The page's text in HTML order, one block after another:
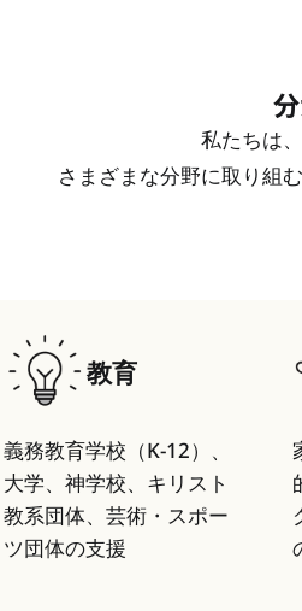
私たちは
さまざまな分野に取り組
教育
義務教育学校（K-12）、
大学、神学校、キリスト
教系団体、芸術・スポー
ツ団体の支援